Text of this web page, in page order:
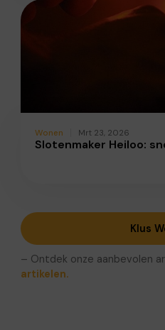
Wonen Mrt 23, 2026
Slotenmaker Heiloo:
Klus
– Ontdek onze aanbevolen
artikelen.